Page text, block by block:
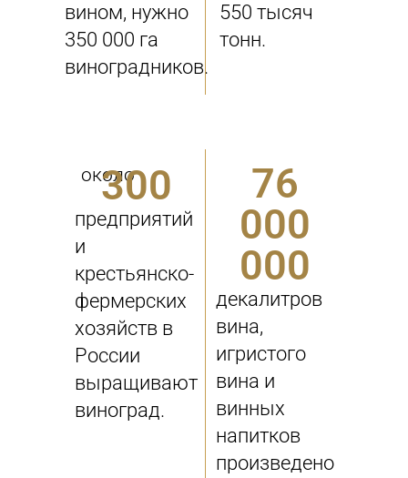
вином, нужно
350 000 га
виноградников.
550 тысяч
тонн.
около
предприятий
и
крестьянско-
фермерских
хозяйств в
России
выращивают
виноград.
300
декалитров
вина,
игристого
вина и
винных
напитков
произведено
76
000
000